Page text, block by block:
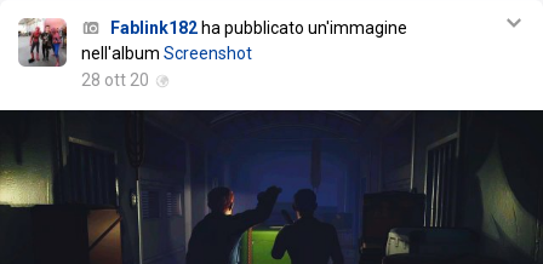
Fablink182 ha pubblicato un'immagine
nell'album Screenshot
28 ott 20